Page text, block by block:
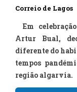
Correio de Lagos
Em
Artur Bual,
diferente do
tempos
região algarvia.